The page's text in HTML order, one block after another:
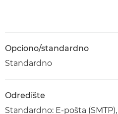
Opciono/standardno
Standardno
Odredište
Standardno: E-pošta